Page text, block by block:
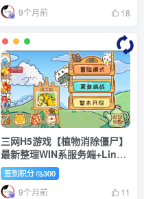
9个月前 18
三网H5游戏【植物消除僵尸】
最新整理WIN系服务端+Linux
手工服务端+详细搭建教程+源
码签到积分 300
9个月前 11